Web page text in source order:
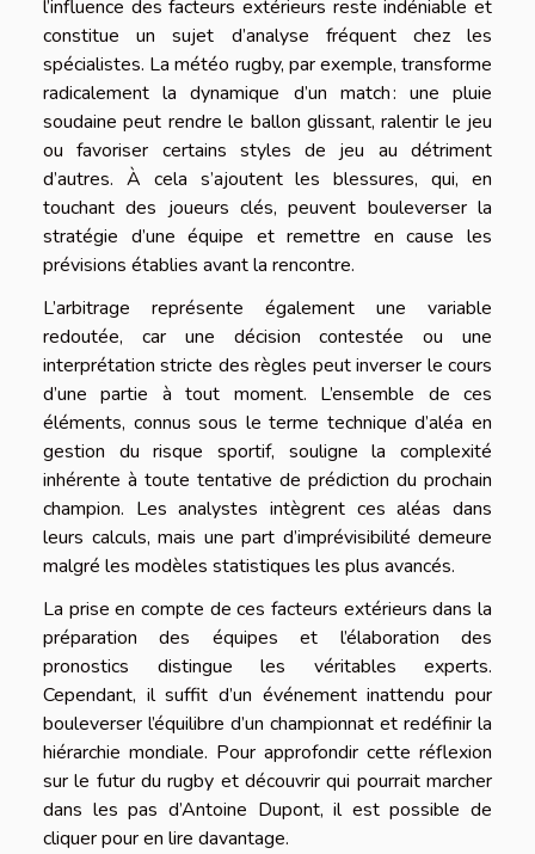
l’influence des facteurs extérieurs reste indéniable et
constitue un sujet d’analyse fréquent chez les
spécialistes. La météo rugby, par exemple, transforme
radicalement la dynamique d’un match : une pluie
soudaine peut rendre le ballon glissant, ralentir le jeu
ou favoriser certains styles de jeu au détriment
d’autres. À cela s’ajoutent les blessures, qui, en
touchant des joueurs clés, peuvent bouleverser la
stratégie d’une équipe et remettre en cause les
prévisions établies avant la rencontre.
L’arbitrage représente également une variable
redoutée, car une décision contestée ou une
interprétation stricte des règles peut inverser le cours
d’une partie à tout moment. L’ensemble de ces
éléments, connus sous le terme technique d’aléa en
gestion du risque sportif, souligne la complexité
inhérente à toute tentative de prédiction du prochain
champion. Les analystes intègrent ces aléas dans
leurs calculs, mais une part d’imprévisibilité demeure
malgré les modèles statistiques les plus avancés.
La prise en compte de ces facteurs extérieurs dans la
préparation des équipes et l’élaboration des
pronostics distingue les véritables experts.
Cependant, il suffit d’un événement inattendu pour
bouleverser l’équilibre d’un championnat et redéfinir la
hiérarchie mondiale. Pour approfondir cette réflexion
sur le futur du rugby et découvrir qui pourrait marcher
dans les pas d’Antoine Dupont, il est possible de
cliquer pour en lire davantage.